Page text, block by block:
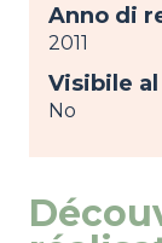
Anno di
2011
Visibile
No